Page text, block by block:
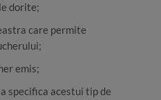
dorite;
care permite
emis;
specifica acestui tip de